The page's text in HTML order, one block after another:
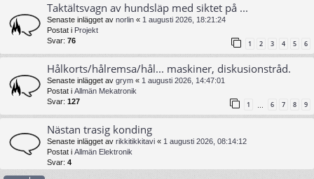
Taktältsvagn av hundsläp med siktet på ...
Senaste inlägget av norlin « 1 augusti 2026, 18:21:24
Postat i Projekt
Svar: 76 1 2 3 4 5 6
Hålkorts/hålremsa/hål... maskiner, diskusionstråd.
Senaste inlägget av grym « 1 augusti 2026, 14:47:01
Postat i Allmän Mekatronik
Svar: 127 1 … 6 7 8 9
Nästan trasig konding
Senaste inlägget av rikkitikkitavi « 1 augusti 2026, 08:14:12
Postat i Allmän Elektronik
Svar: 4